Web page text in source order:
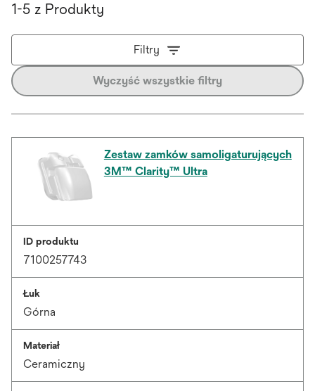
1-5 z Produkty
Filtry
Wyczyść wszystkie filtry
Zestaw zamków samoligaturujących
3M™ Clarity™ Ultra
ID produktu
7100257743
Łuk
Górna
Materiał
Ceramiczny